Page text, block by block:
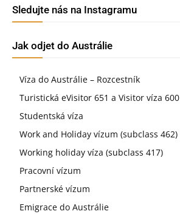
Sledujte nás na Instagramu
Jak odjet do Austrálie
Víza do Austrálie – Rozcestník
Turistická eVisitor 651 a Visitor víza 600
Studentská víza
Work and Holiday vízum (subclass 462)
Working holiday víza (subclass 417)
Pracovní vízum
Partnerské vízum
Emigrace do Austrálie